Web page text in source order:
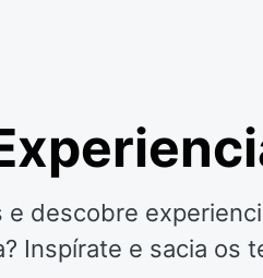
e descobre
Inspírate e sacia os